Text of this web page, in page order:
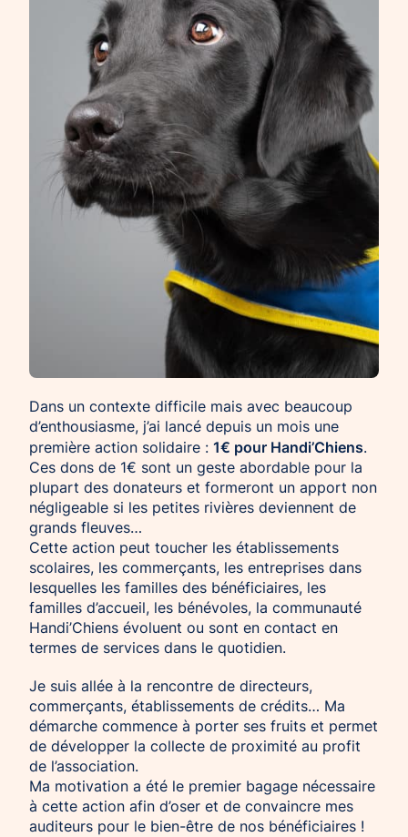
Dans un contexte difficile mais avec beaucoup
d’enthousiasme, j’ai lancé depuis un mois une
première action solidaire : 1€ pour Handi’Chiens.
Ces dons de 1€ sont un geste abordable pour la
plupart des donateurs et formeront un apport non
négligeable si les petites rivières deviennent de
grands fleuves…
Cette action peut toucher les établissements
scolaires, les commerçants, les entreprises dans
lesquelles les familles des bénéficiaires, les
familles d’accueil, les bénévoles, la communauté
Handi’Chiens évoluent ou sont en contact en
termes de services dans le quotidien.
Je suis allée à la rencontre de directeurs,
commerçants, établissements de crédits… Ma
démarche commence à porter ses fruits et permet
de développer la collecte de proximité au profit
de l’association.
Ma motivation a été le premier bagage nécessaire
à cette action afin d’oser et de convaincre mes
auditeurs pour le bien-être de nos bénéficiaires !